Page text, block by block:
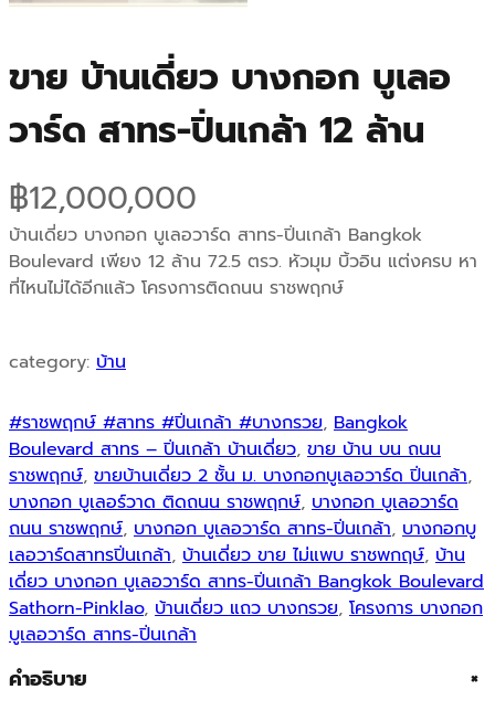
ขาย บ้านเดี่ยว บางกอก บูเลอ
วาร์ด สาทร-ปิ่นเกล้า 12 ล้าน
฿12,000,000
บ้านเดี่ยว บางกอก บูเลอวาร์ด สาทร-ปิ่นเกล้า Bangkok
Boulevard เพียง 12 ล้าน 72.5 ตรว. หัวมุม บิ้วอิน แต่งครบ หา
ที่ไหนไม่ได้อีกแล้ว โครงการติดถนน ราชพฤกษ์
category: บ้าน
#ราชพฤกษ์ #สาทร #ปิ่นเกล้า #บางกรวย, Bangkok
Boulevard สาทร – ปิ่นเกล้า บ้านเดี่ยว, ขาย บ้าน บน ถนน
ราชพฤกษ์, ขายบ้านเดี่ยว 2 ชั้น ม. บางกอกบูเลอวาร์ด ปิ่นเกล้า
บางกอก บูเลอร์วาด ติดถนน ราชพฤกษ์, บางกอก บูเลอวาร์ด
ถนน ราชพฤกษ์, บางกอก บูเลอวาร์ด สาทร-ปิ่นเกล้า, บางกอกบู
เลอวาร์ดสาทรปิ่นเกล้า, บ้านเดี่ยว ขาย ไม่แพบ ราชพกฤษ์, บ้าน
เดี่ยว บางกอก บูเลอวาร์ด สาทร-ปิ่นเกล้า Bangkok Boulevard
Sathorn-Pinklao, บ้านเดี่ยว แถว บางกรวย, โครงการ บางกอก
บูเลอวาร์ด สาทร-ปิ่นเกล้า
คำอธิบาย +